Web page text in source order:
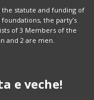
statute and funding of
the party’s
of 3 Members of the
and 2 are men.
e veche!